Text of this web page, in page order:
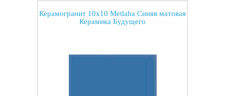
Керамогранит 10x10 Metlaha Синяя матовая
Керамика Будущего